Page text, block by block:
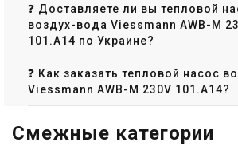
❓ Доставляете ли вы тепловой
воздух-вода Viessmann AWB-M
101.A14 по Украине?
❓ Как заказать тепловой насос
Viessmann AWB-M 230V 101.A14?
Смежные категории